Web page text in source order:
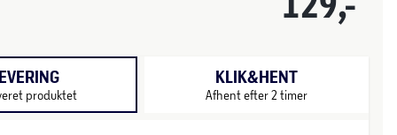
produktet
KLIK&HENT
Afhent efter 2 timer